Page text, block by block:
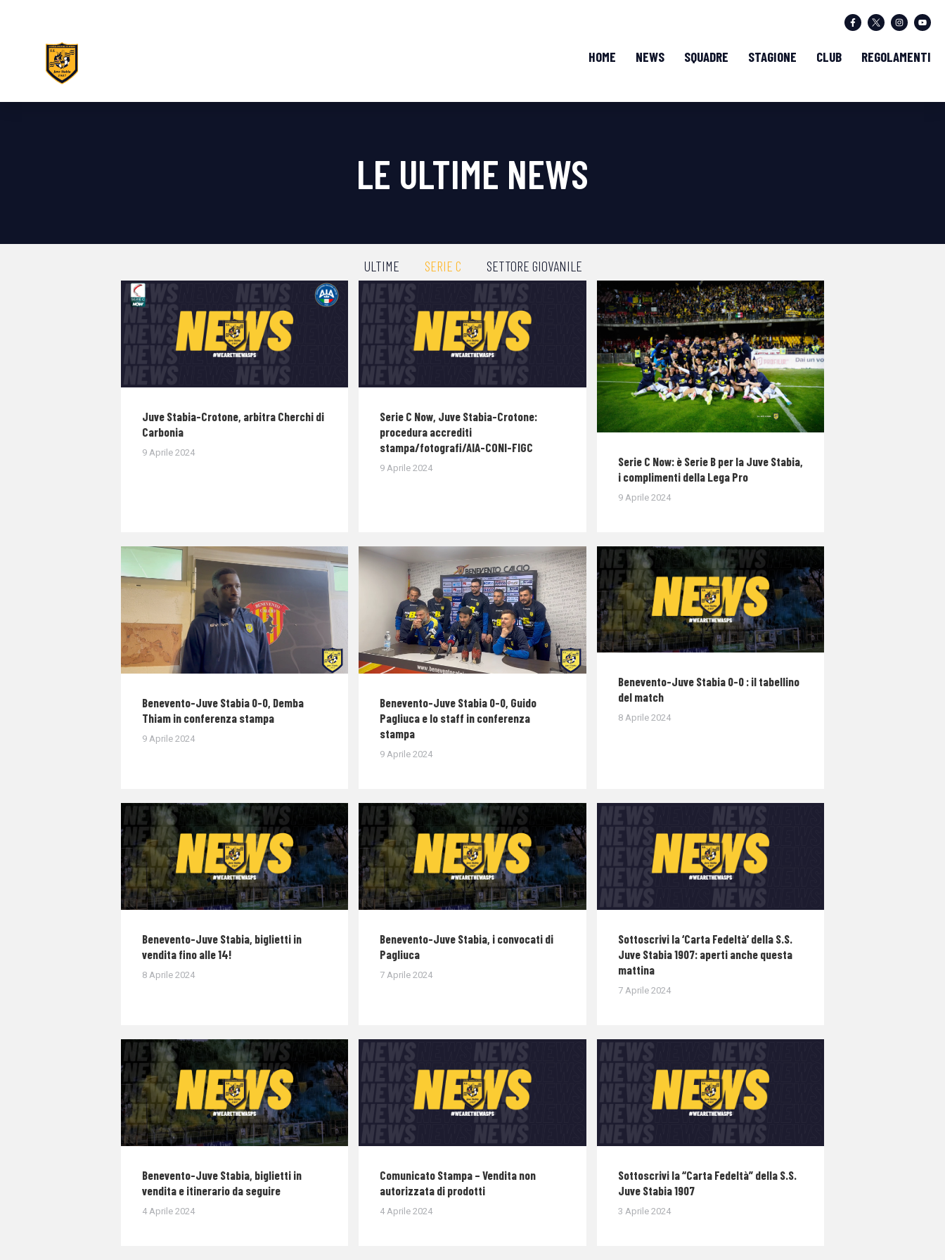
HOME NEWS SQUADRE STAGIONE CLUB REGOLAMENTI
LE ULTIME NEWS
ULTIME SERIE C SETTORE GIOVANILE
Juve Stabia-Crotone, arbitra Cherchi di
Carbonia
9 Aprile 2024
Serie C Now, Juve Stabia-Crotone:
procedura accrediti
stampa/fotografi/AIA-CONI-FIGC
9 Aprile 2024
Serie C Now: è Serie B per la Juve Stabia,
i complimenti della Lega Pro
9 Aprile 2024
Benevento-Juve Stabia 0-0, Demba
Thiam in conferenza stampa
9 Aprile 2024
Benevento-Juve Stabia 0-0, Guido
Pagliuca e lo staff in conferenza
stampa
9 Aprile 2024
Benevento-Juve Stabia 0-0 : il tabellino
del match
8 Aprile 2024
Benevento-Juve Stabia, biglietti in
vendita fino alle 14!
8 Aprile 2024
Benevento-Juve Stabia, i convocati di
Pagliuca
7 Aprile 2024
Sottoscrivi la ‘Carta Fedeltà’ della S.S.
Juve Stabia 1907: aperti anche questa
mattina
7 Aprile 2024
Benevento-Juve Stabia, biglietti in
vendita e itinerario da seguire
4 Aprile 2024
Comunicato Stampa – Vendita non
autorizzata di prodotti
4 Aprile 2024
Sottoscrivi la “Carta Fedeltà” della S.S.
Juve Stabia 1907
3 Aprile 2024